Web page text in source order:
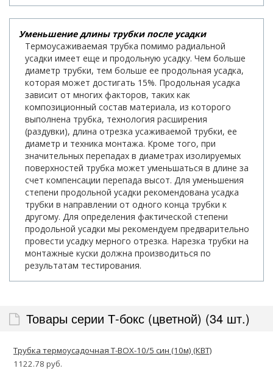
Уменьшение длины трубки после усадки
Термоусаживаемая трубка помимо радиальной
усадки имеет еще и продольную усадку. Чем больше
диаметр трубки, тем больше ее продольная усадка,
которая может достигать 15%. Продольная усадка
зависит от многих факторов, таких как
композиционный состав материала, из которого
выполнена трубка, технология расширения
(раздувки), длина отрезка усаживаемой трубки, ее
диаметр и техника монтажа. Кроме того, при
значительных перепадах в диаметрах изолируемых
поверхностей трубка может уменьшаться в длине за
счет компенсации перепада высот. Для уменьшения
степени продольной усадки рекомендована усадка
трубки в направлении от одного конца трубки к
другому. Для определения фактической степени
продольной усадки мы рекомендуем предварительно
провести усадку мерного отрезка. Нарезка трубки на
монтажные куски должна производиться по
результатам тестирования.
Товары серии Т-бокс (цветной) (34 шт.)
Трубка термоусадочная Т-BOX-10/5 син (10м) (КВТ)
1122.78 руб.